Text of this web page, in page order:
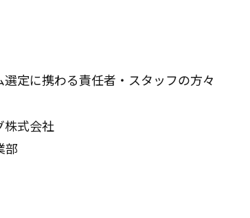
定に携わる責任者・スタッフの方々
株式会社
部